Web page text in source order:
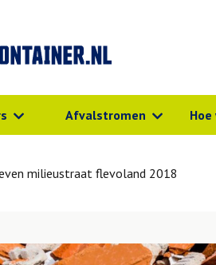
Afvalstromen
milieustraat flevoland 2018